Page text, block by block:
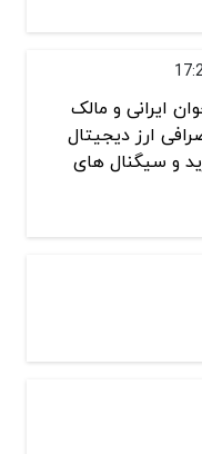
ایرانی و مالک
ارز دیجیتال
و سیگنال های